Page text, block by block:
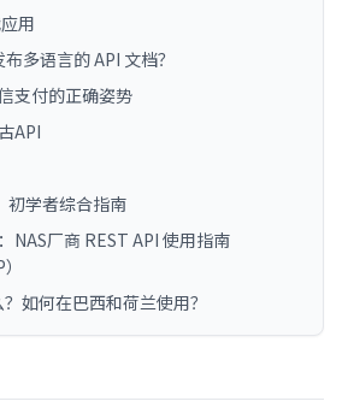
用
多语言的 API 文档？
支付的正确姿势
API
学者综合指南
NAS厂商 REST API 使用指南
如何在巴西和荷兰使用？